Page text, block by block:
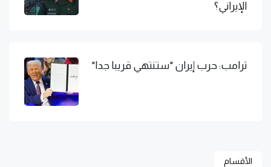
الإيراني؟
ترامب: حرب إيران "ستنتهي قريبا جدا"
الأقسام